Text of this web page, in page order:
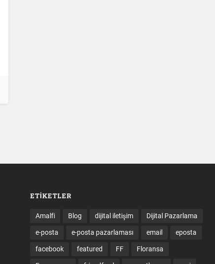
ETIKETLER
Amalfi Blog dijital iletişim Dijital Pazarlama
e-posta e-posta pazarlaması email eposta
facebook featured FF Floransa